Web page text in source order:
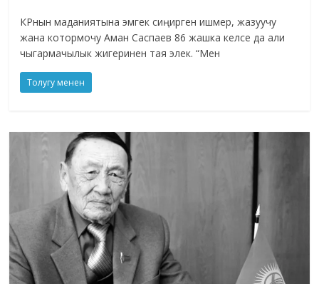
КРнын маданиятына эмгек сиңирген ишмер, жазуучу
жана котормочу Аман Саспаев 86 жашка келсе да али
чыгармачылык жигеринен тая элек. “Мен
Толугу менен